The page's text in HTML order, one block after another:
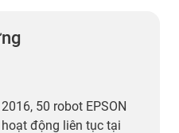
50 robot EPSON
hoạt động liên tục tại